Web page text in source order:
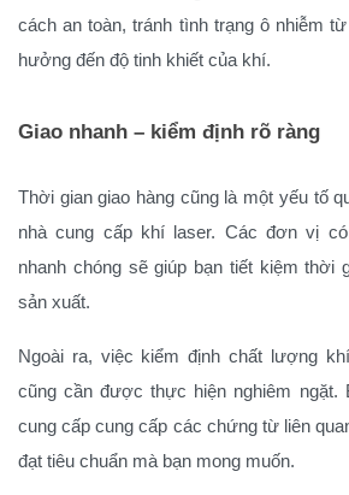
cách an toàn, tránh tình trạng ô nhiễm
hưởng đến độ tinh khiết của khí.
Giao nhanh – kiểm định rõ ràng
Thời gian giao hàng cũng là một yếu tố
nhà cung cấp khí laser. Các đơn vị
nhanh chóng sẽ giúp bạn tiết kiệm thời
sản xuất.
Ngoài ra, việc kiểm định chất lượng
cũng cần được thực hiện nghiêm ngặt.
cung cấp cung cấp các chứng từ liên
đạt tiêu chuẩn mà bạn mong muốn.